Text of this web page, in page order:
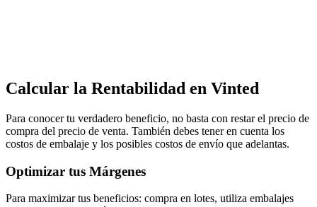
Calcular la Rentabilidad en Vinted
Para conocer tu verdadero beneficio, no basta con restar el precio de
compra del precio de venta. También debes tener en cuenta los
costos de embalaje y los posibles costos de envío que adelantas.
Optimizar tus Márgenes
Para maximizar tus beneficios: compra en lotes, utiliza embalajes